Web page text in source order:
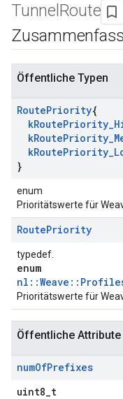
Tunnel Route
Öffentliche Typen
RoutePriority{
kRoutePriority_
kRoutePriority_
kRoutePriority_
}
enum
Prioritätswerte für
RoutePriority
typedef.
enum
Prioritätswerte für
Öffentliche Attribute
numOfPrefixes
uint8_t